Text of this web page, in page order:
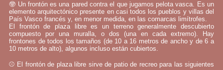
🤓 Un frontón es una pared contra el que jugamos pelota vasca. Es un
elemento arquitectónico presente en casi todos los pueblos y villas del
País Vasco francés y, en menor medida, en las comarcas limítrofes.
El frontón de plaza libre es un terreno generalmente descubierto
compuesto por una muralla, o dos (una en cada extremo). Hay
frontones de todos los tamaños (de 10 a 16 metros de ancho y de 6 a
10 metros de alto), algunos incluso están cubiertos.
⚾ El frontón de plaza libre sirve de patio de recreo para las siguientes